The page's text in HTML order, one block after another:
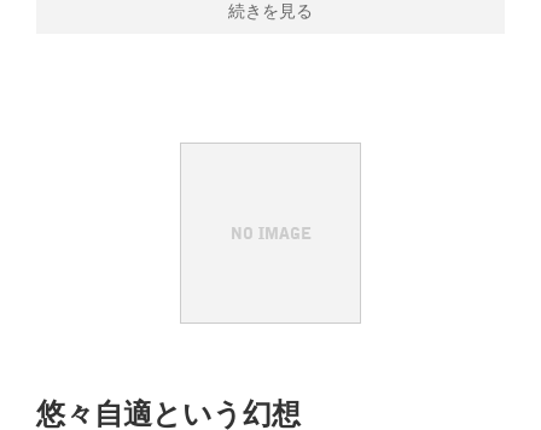
続きを見る
悠々自適という幻想